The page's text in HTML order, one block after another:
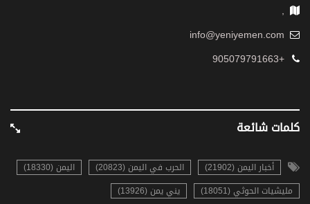
,
info@yeniyemen.com
+905079791663
كلمات شائعة
أخبار اليمن (21902) الحرب في اليمن (20823)
اليمن (18330)
مليشيات الحوثي (18051)
يني يمن (13926)